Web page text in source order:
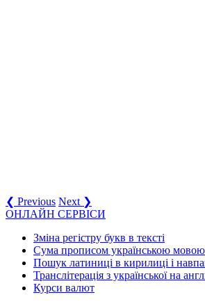
❮ Previous Next ❯
ОНЛАЙН СЕРВІСИ
Зміна регістру букв в тексті
Сума прописом українською мовою
Пошук латиниці в кирилиці і
Транслітерація з української на
Курси валют